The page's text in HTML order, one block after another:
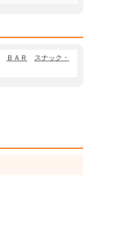
ＢＡＲ
スナック・